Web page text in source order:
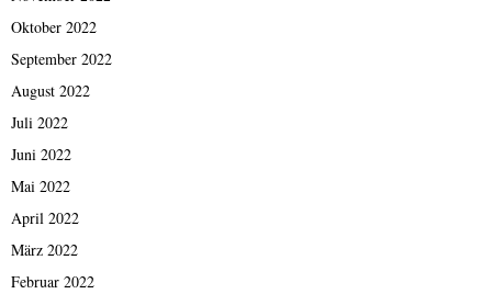
Oktober 2022
September 2022
August 2022
Juli 2022
Juni 2022
Mai 2022
April 2022
März 2022
Februar 2022